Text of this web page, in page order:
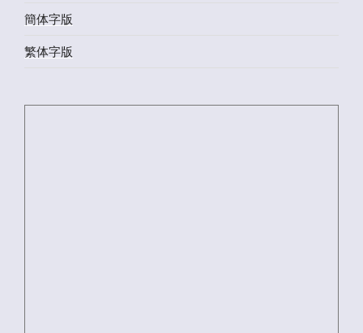
簡体字版
繁体字版